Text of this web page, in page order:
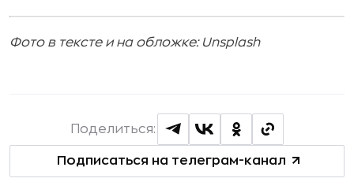
Фото в тексте и на обложке: Unsplash
Подписаться на телеграм-канал
Поделиться: